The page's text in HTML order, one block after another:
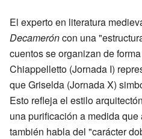
El experto en literatura
Decameróncon una
cuentos se organizan de
Chiappelletto (Jornada I)
que Griselda (Jornada X)
Esto refleja el estilo
una purificación a medida
también habla del "carácter